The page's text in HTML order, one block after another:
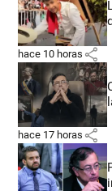
hace 10 horas share
hace 17 horas share